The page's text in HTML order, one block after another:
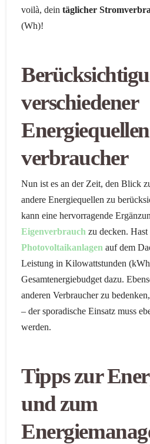
voilà, deintäglicher
(Wh)!
verschiedener
verbraucher
Nun ist es an der Zeit, den Blick
andere Energiequellen zu
kann eine hervorragende
Eigenverbrauch zu decken. Hast
Photovoltaikanlagen auf dem
Leistung in Kilowattstunden
Gesamtenergiebudget dazu.
anderen Verbraucher zu
– der sporadische Einsatz muss
werden.
Tipps zur
und zum